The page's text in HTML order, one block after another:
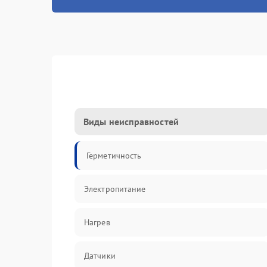
Виды неисправностей
Герметичность
Электропитание
Нагрев
Датчики